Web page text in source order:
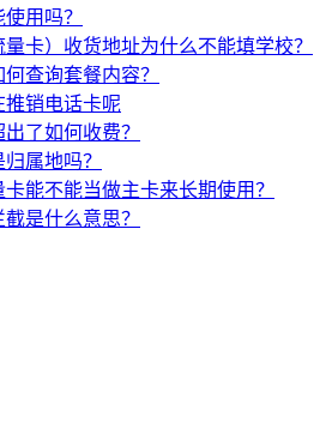
用吗？
卡）收货地址为什么不能填学校？
查询套餐内容？
推销电话卡呢
了如何收费？
属地吗？
能不能当做主卡来长期使用？
是什么意思？